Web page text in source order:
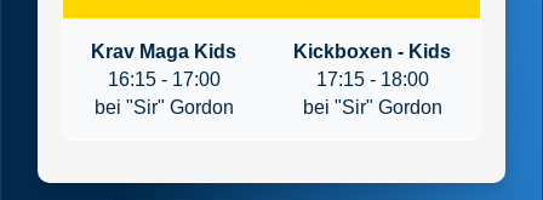
Krav Maga Kids
16:15 - 17:00
bei "Sir" Gordon
Kickboxen - Kids
17:15 - 18:00
bei "Sir" Gordon